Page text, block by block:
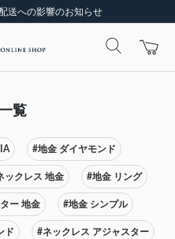
送への影響のお知らせ
覧
#地金 ダイヤモンド
ックレス 地金 #地金 リング
ー 地金 #地金 シンプル
ド #ネックレス アジャスター